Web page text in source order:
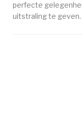
perfecte
uitstraling te geven.